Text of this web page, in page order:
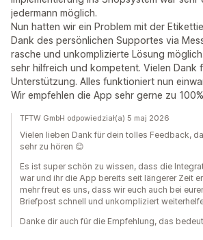
jedermann möglich.
Nun hatten wir ein Problem mit der
Dank des persönlichen Supportes via
rasche und unkomplizierte Lösung
sehr hilfreich und kompetent. Vielen Dank
Unterstützung. Alles funktioniert nun
Wir empfehlen die App sehr gerne zu
TFTW GmbH odpowiedział(a) 5 maj 2026
Vielen lieben Dank für dein tolles Feedback,
sehr zu hören 😊
Es ist super schön zu wissen, dass die
war und ihr die App bereits seit längerer Zeit
mehr freut es uns, dass wir euch auch bei
Briefpost schnell und unkompliziert
Danke dir auch für die Empfehlung, das